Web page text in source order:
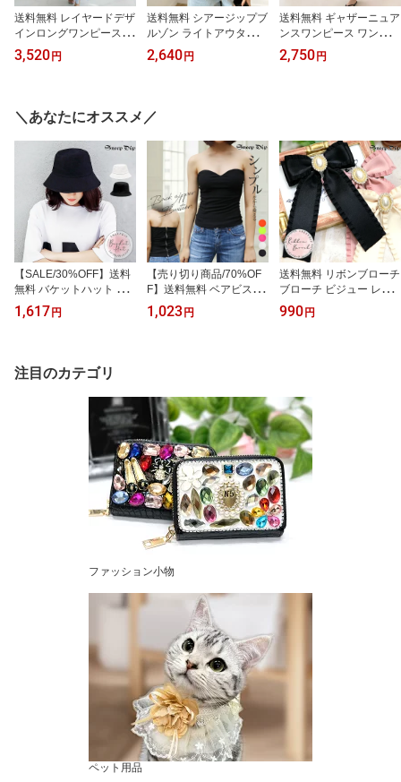
送料無料 レイヤードデザ
インロングワンピース ワ
ンピ ワンピース ロング
ワンピース ロング丈 ノ
ンピース ティアード ア
シンメトリー アシメデザ
イン レイヤード風 セッ
トアップ風 重ね着風 き
れいめ 上品 エレガント
モード
3,520円
送料無料 シアージップブ
ルゾン ライトアウター
夏のアウター シアーブル
ゾンドロスト 春夏 長袖
ロップド丈 ショート丈
ボリュームスリーブ ぽわ
ん袖 夏の上着 ドロップ
ショルダー オーバーサイ
ズ ゆったり シアー シー
スルー
2,640円
送料無料 ギャザーニュア
ンスワンピース ワンピ
ワンピース ロングワンピ
フロントギャザー クルー
ル 半袖 ニュアンス カジ
ュアル こなれ ラフ 大人
ナチュラル 体型カバー
2,750円
＼あなたにオススメ／
【SALE/30%OFF】送料
無料 バケットハット 帽
子 つば バケハ 紫外線対
策 旅行 折り畳み帽子 UV
ダ スポカジ レディース
春夏 デイリー シンプル
無地 ラフ バケット カジ
ュアル 人気フリーサイズ
JK ユニセックス ストリ
1,617円
【売り切り商品/70%OF
F】送料無料 ベアビスチ
ェ コルセット ビスチェ
ベア チューブトップ 無
入り セクシー オフショ
ル K-POP ブラトップ カ
ジュアル 衣装 ショート
丈 ショート
1,023円
送料無料 リボンブローチ
ブローチ ビジュー レー
ス リボン 安全ピン かわ
いい 卒業式 入学式 アク
ローチ クラシカル フェ
ミニン フォーマル 人気
サテン パール 宝石 人気
990円
注目のカテゴリ
ファッション小物
ペット用品